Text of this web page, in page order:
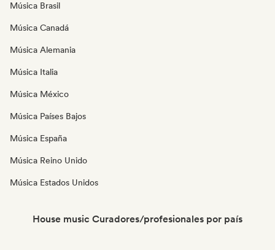
Música Brasil
Música Canadá
Música Alemania
Música Italia
Música México
Música Países Bajos
Música España
Música Reino Unido
Música Estados Unidos
House music Curadores/profesionales por país